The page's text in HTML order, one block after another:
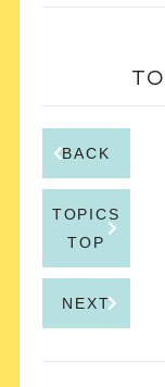
BACK
TOPICS
TOP
NEXT